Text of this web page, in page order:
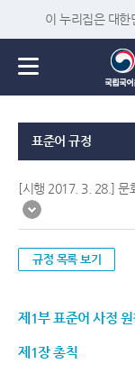
이 누리집은 대한
표준어 규정
[시행 2017. 3. 28.] 문
규정 목록 보기
제1부 표준어 사정 원
제1장 총칙